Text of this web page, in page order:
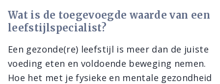
Wat is de toegevoegde waarde van een
leefstijlspecialist?
Een gezonde(re) leefstijl is meer dan de juiste
voeding eten en voldoende beweging nemen.
Hoe het met je fysieke en mentale gezondheid